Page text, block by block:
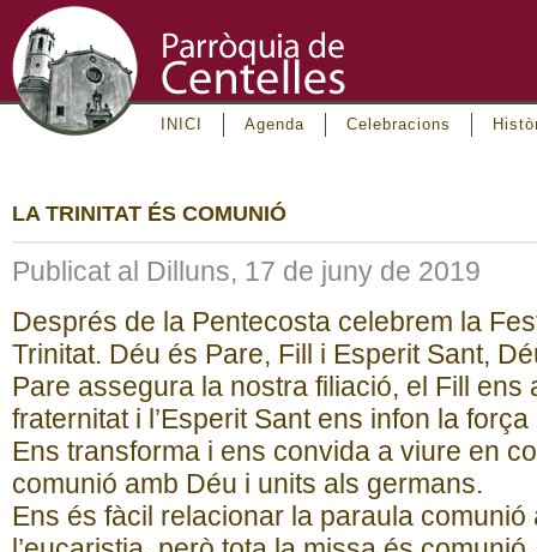
INICI Agenda Celebracions
LA TRINITAT ÉS COMUNIÓ
Publicat al Dilluns, 17 de juny de 2019
Després de la Pentecosta celebrem la
Trinitat. Déu és Pare, Fill i Esperit Sant,
Pare assegura la nostra filiació, el Fill ens
fraternitat i l’Esperit Sant ens infon la
Ens transforma i ens convida a viure en
comunió amb Déu i units als germans.
Ens és fàcil relacionar la paraula comunió